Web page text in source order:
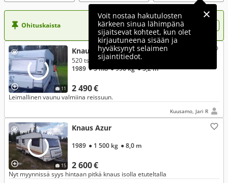
Voit nostaa hakutulosten
kärkeen sinua lähimpänä
sijaitsevat kohteet, kun olet
kirjautuneena sisään ja
hyväksynyt selaimen
sijaintitiedot.
Ohituskaista Nosta ilmoituksesi tähän?
11
Knaus Südwind
2 490 €
520 tsk
1989 ● 5 hlö● 990 kg● 5,2 m
Leimallinen vaunu valmiina reissuun.
Kuusamo, Jari R
15
Knaus Azur
2 600 €
1989 ● 1 500 kg ● 8,0 m
Nyt myynnissä syys hintaan pitkä knaus isolla etuteltalla